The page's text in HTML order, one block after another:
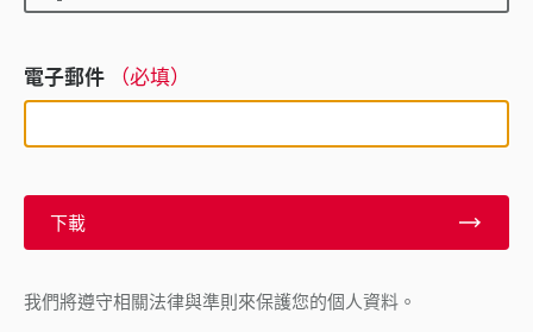
電子郵件 （必填）
下載
我們將遵守相關法律與準則來保護您的個人資料。